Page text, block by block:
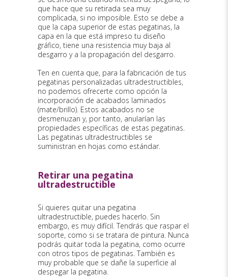
que hace que su retirada sea muy
complicada, si no imposible. Esto se debe a
que la capa superior de estas pegatinas, la
capa en la que está impreso tu diseño
gráfico, tiene una resistencia muy baja al
desgarro y a la propagación del desgarro.
Ten en cuenta que, para la fabricación de tus
pegatinas personalizadas ultradestructibles,
no podemos ofrecerte como opción la
incorporación de acabados laminados
(mate/brillo). Estos acabados no se
desmenuzan y, por tanto, anularían las
propiedades específicas de estas pegatinas.
Las pegatinas ultradestructibles se
suministran en hojas como estándar.
Retirar una pegatina
ultradestructible
Si quieres quitar una pegatina
ultradestructible, puedes hacerlo. Sin
embargo, es muy difícil. Tendrás que raspar el
soporte, como si se tratara de pintura. Nunca
podrás quitar toda la pegatina, como ocurre
con otros tipos de pegatinas. También es
muy probable que se dañe la superficie al
despegar la pegatina.